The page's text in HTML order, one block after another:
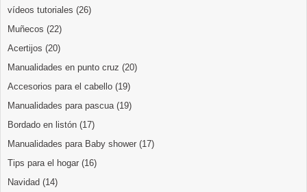
vídeos tutoriales (26)
Muñecos (22)
Acertijos (20)
Manualidades en punto cruz (20)
Accesorios para el cabello (19)
Manualidades para pascua (19)
Bordado en listón (17)
Manualidades para Baby shower (17)
Tips para el hogar (16)
Navidad (14)